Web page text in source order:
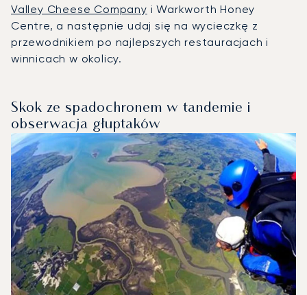
Valley Cheese Company i Warkworth Honey
Centre, a następnie udaj się na wycieczkę z
przewodnikiem po najlepszych restauracjach i
winnicach w okolicy.
Skok ze spadochronem w tandemie i
obserwacja głuptaków